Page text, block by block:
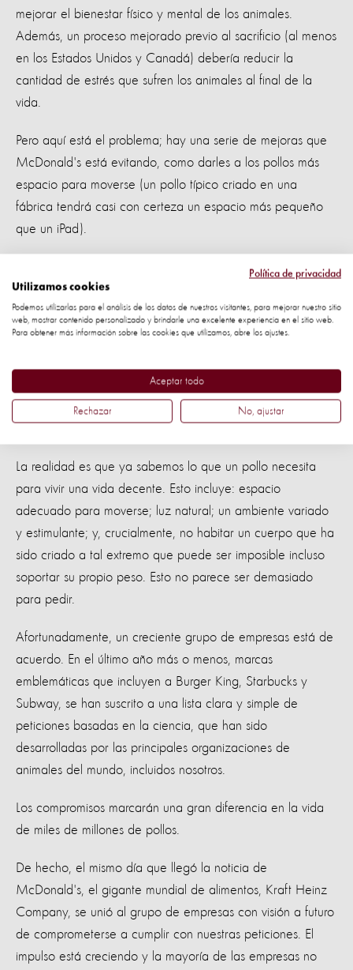
mejorar el bienestar físico y mental de los animales.
Además, un proceso mejorado previo al sacrificio (al menos
en los Estados Unidos y Canadá) debería reducir la
cantidad de estrés que sufren los animales al final de la
vida.
Pero aquí está el problema; hay una serie de mejoras que
McDonald's está evitando, como darles a los pollos más
espacio para moverse (un pollo típico criado en una
fábrica tendrá casi con certeza un espacio más pequeño
que un iPad).
En cambio, la compañía promete llevar a cabo más
investigaciones. Pero más investigaciones por sí solas no lo
reducirán; necesitamos un liderazgo claro y compromisos
específicos para ayudar a los productores de aves de
La realidad es que ya sabemos lo que un pollo necesita
para vivir una vida decente. Esto incluye: espacio
adecuado para moverse; luz natural; un ambiente variado
y estimulante; y, crucialmente, no habitar un cuerpo que ha
sido criado a tal extremo que puede ser imposible incluso
soportar su propio peso. Esto no parece ser demasiado
para pedir.
Afortunadamente, un creciente grupo de empresas está de
acuerdo. En el último año más o menos, marcas
emblemáticas que incluyen a Burger King, Starbucks y
Subway, se han suscrito a una lista clara y simple de
peticiones basadas en la ciencia, que han sido
desarrolladas por las principales organizaciones de
animales del mundo, incluidos nosotros.
Los compromisos marcarán una gran diferencia en la vida
de miles de millones de pollos.
De hecho, el mismo día que llegó la noticia de
McDonald's, el gigante mundial de alimentos, Kraft Heinz
Company, se unió al grupo de empresas con visión a futuro
de comprometerse a cumplir con nuestras peticiones. El
impulso está creciendo y la mayoría de las empresas no
Política de privacidad
Utilizamos cookies
Podemos utilizarlas para el análisis de los datos de nuestros visitantes, para mejorar nuestro sitio
web, mostrar contenido personalizado y brindarle una excelente experiencia en el sitio web.
Para obtener más información sobre las cookies que utilizamos, abre los ajustes.
Aceptar todo
Rechazar No, ajustar